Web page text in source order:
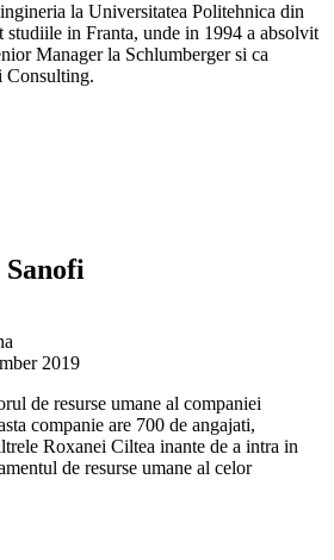
la Universitatea Politehnica din
studiile in Franta, unde in 1994 a absolvit
Manager la Schlumberger si ca
Consulting.
2019
de resurse umane al companiei
companie are 700 de angajati,
Roxanei Ciltea inante de a intra in
de resurse umane al celor